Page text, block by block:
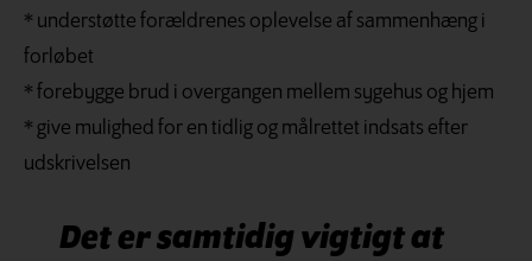
* understøtte forældrenes oplevelse af sammenhæng i
forløbet
* forebygge brud i overgangen mellem sygehus og hjem
* give mulighed for en tidlig og målrettet indsats efter
udskrivelsen
Det er samtidig vigtigt at